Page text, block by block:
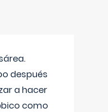
después
a hacer
como